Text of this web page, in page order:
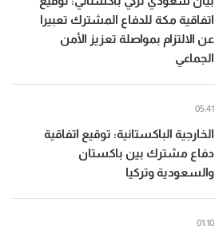
اتفاقية مكة للدفاع المشترك تعبيرا
عن الالتزام بمواصلة تعزيز الأمن
الجماعي
الخارجية الباكستانية: توقيع اتفاقية
دفاع مشترك بين باكستان
والسعودية وتركيا
05:41
01:10